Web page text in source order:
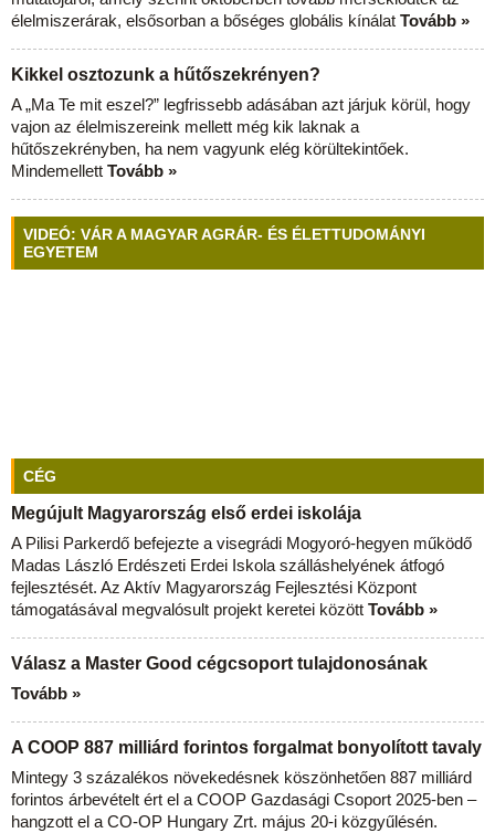
élelmiszerárak, elsősorban a bőséges globális kínálat Tovább »
Kikkel osztozunk a hűtőszekrényen?
A „Ma Te mit eszel?” legfrissebb adásában azt járjuk körül, hogy
vajon az élelmiszereink mellett még kik laknak a
hűtőszekrényben, ha nem vagyunk elég körültekintőek.
Mindemellett Tovább »
VIDEÓ: VÁR A MAGYAR AGRÁR- ÉS ÉLETTUDOMÁNYI
EGYETEM
CÉG
Megújult Magyarország első erdei iskolája
A Pilisi Parkerdő befejezte a visegrádi Mogyoró-hegyen működő
Madas László Erdészeti Erdei Iskola szálláshelyének átfogó
fejlesztését. Az Aktív Magyarország Fejlesztési Központ
támogatásával megvalósult projekt keretei között Tovább »
Válasz a Master Good cégcsoport tulajdonosának
Tovább »
A COOP 887 milliárd forintos forgalmat bonyolított tavaly
Mintegy 3 százalékos növekedésnek köszönhetően 887 milliárd
forintos árbevételt ért el a COOP Gazdasági Csoport 2025-ben –
hangzott el a CO-OP Hungary Zrt. május 20-i közgyűlésén.